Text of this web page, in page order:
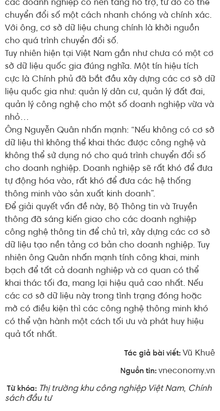
các doanh nghiệp có nền tảng hỗ trợ, từ đó có thể
chuyển đổi số một cách nhanh chóng và chính xác.
Với ông, cơ sở dữ liệu chung chính là khởi nguồn
cho quá trình chuyển đổi số.
Tuy nhiên hiện tại Việt Nam gần như chưa có một cơ
sở dữ liệu quốc gia đúng nghĩa. Một tín hiệu tích
cực là Chính phủ đã bắt đầu xây dựng các cơ sở dữ
liệu quốc gia như: quản lý dân cư, quản lý đất đai,
quản lý công nghệ cho một số doanh nghiệp vừa và
nhỏ…
Ông Nguyễn Quân nhấn mạnh: “Nếu không có cơ sở
dữ liệu thì không thể khai thác được công nghệ và
không thể sử dụng nó cho quá trình chuyển đổi số
cho doanh nghiệp. Doanh nghiệp sẽ rất khó để đưa
tự động hóa vào, rất khó để đưa các hệ thống
thông minh vào sản xuất kinh doanh”.
Để giải quyết vấn đề này, Bộ Thông tin và Truyền
thông đã sáng kiến giao cho các doanh nghiệp
công nghệ thông tin để chủ trì, xây dựng các cơ sở
dữ liệu tạo nền tảng cơ bản cho doanh nghiệp. Tuy
nhiên ông Quân nhấn mạnh tính công khai, minh
bạch để tất cả doanh nghiệp và cơ quan có thể
khai thác tối đa, mang lại hiệu quả cao nhất. Nếu
các cơ sở dữ liệu này trong tình trạng đóng hoặc
mở có điều kiện thì các công nghệ thông minh khó
có thể vận hành một cách tối ưu và phát huy hiệu
quả tốt nhất.
Tác giả bài viết: Vũ Khuê
Nguồn tin: vneconomy.vn
Từ khóa: Thị trường khu công nghiệp Việt Nam, Chính
sách đầu tư